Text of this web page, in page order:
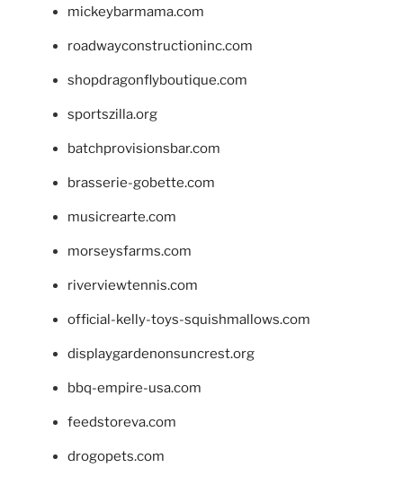
mickeybarmama.com
roadwayconstructioninc.com
shopdragonflyboutique.com
sportszilla.org
batchprovisionsbar.com
brasserie-gobette.com
musicrearte.com
morseysfarms.com
riverviewtennis.com
official-kelly-toys-squishmallows.com
displaygardenonsuncrest.org
bbq-empire-usa.com
feedstoreva.com
drogopets.com